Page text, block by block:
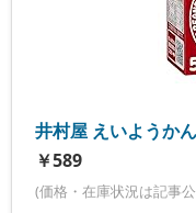
井村屋 えいようか
￥589
(価格・在庫状況は記事